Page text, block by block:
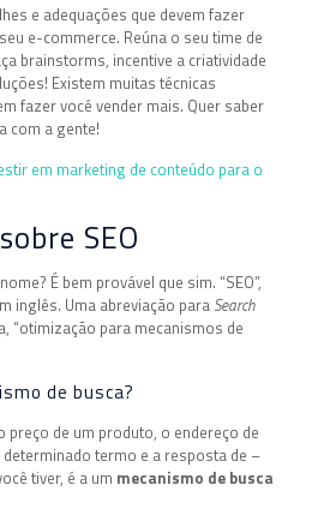
e adequações que devem fazer
e-commerce. Reúna o seu time de
brainstorms, incentive a criatividade
Existem muitas técnicas
fazer você vender mais. Quer saber
com a gente!
em marketing de conteúdo para o
SEO
É bem provável que sim. “SEO”,
inglês. Uma abreviação para Search
“otimização para mecanismos de
de busca?
preço de um produto, o endereço de
termo e a resposta de –
tiver, é a um mecanismo de busca